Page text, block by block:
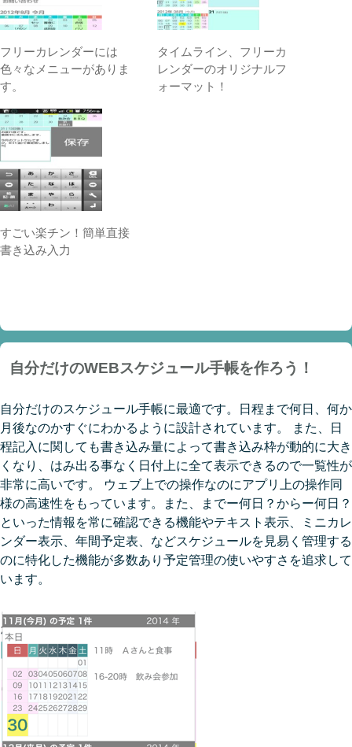
フリーカレンダーには
色々なメニューがありま
す。
タイムライン、フリーカ
レンダーのオリジナルフ
ォーマット！
すごい楽チン！簡単直接
書き込み入力
自分だけのWEBスケジュール手帳を作ろう！
自分だけのスケジュール手帳に最適です。日程まで何日、何か
月後なのかすぐにわかるように設計されています。 また、日
程記入に関しても書き込み量によって書き込み枠が動的に大き
くなり、はみ出る事なく日付上に全て表示できるので一覧性が
非常に高いです。 ウェブ上での操作なのにアプリ上の操作同
様の高速性をもっています。また、までー何日？からー何日？
といった情報を常に確認できる機能やテキスト表示、ミニカレ
ンダー表示、年間予定表、などスケジュールを見易く管理する
のに特化した機能が多数あり予定管理の使いやすさを追求して
います。